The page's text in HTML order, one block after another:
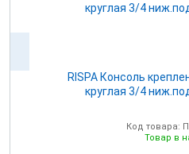
RISPA Консоль
круглая 3/4
Код товара:
Товар в